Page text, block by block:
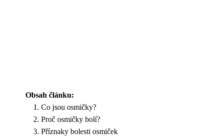
Obsah článku:
Co jsou osmičky?
Proč osmičky bolí?
Příznaky bolesti osmiček